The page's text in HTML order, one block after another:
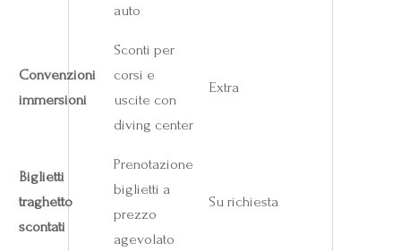
auto
Convenzioni
immersioni
Sconti per
corsi e
uscite con
diving center
Extra
Biglietti
traghetto
scontati
Prenotazione
biglietti a
prezzo
agevolato
Su richiesta